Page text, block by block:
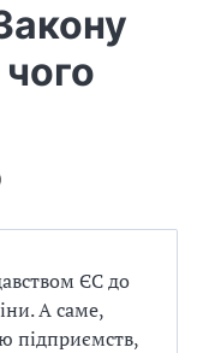
ЄС до
А саме,
підприємств,